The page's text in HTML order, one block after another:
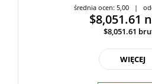
średnia ocen: 5,00 |
$8,051.61
$8,051.61
WIĘCEJ